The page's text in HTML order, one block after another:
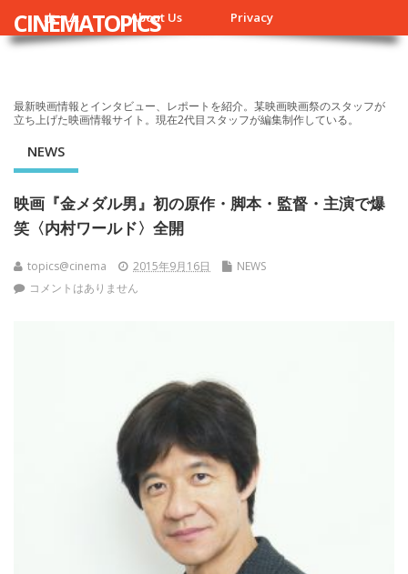
ホーム About Us Privacy
CINEMATOPICS
最新映画情報とインタビュー、レポートを紹介。某映画映画祭のスタッフが
立ち上げた映画情報サイト。現在2代目スタッフが編集制作している。
NEWS
映画『金メダル男』初の原作・脚本・監督・主演で爆
笑〈内村ワールド〉全開
topics@cinema 2015年9月16日
NEWS
コメントはありません